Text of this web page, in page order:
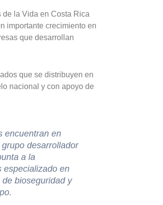
la Vida en Costa Rica
importante crecimiento en
que desarrollan
que se distribuyen en
nacional y con apoyo de
encuentran en
desarrollador
a la
especializado en
bioseguridad y